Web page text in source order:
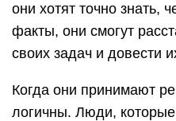
они хотят точно знать,
факты, они смогут
своих задач и довести
Когда они принимают
логичны. Люди,